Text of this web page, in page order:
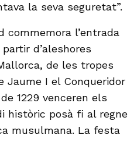
la seva seguretat”.
commemora l’entrada
d’aleshores
de les tropes
Jaume I el Conqueridor
1229 venceren els
històric posà fi al regne
musulmana. La festa